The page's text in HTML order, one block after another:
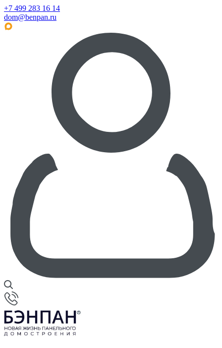
+7 499 283 16 14
dom@benpan.ru